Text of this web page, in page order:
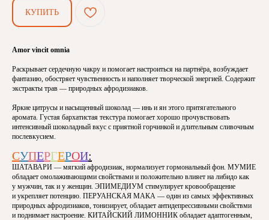
КУПИТЬ
Amor vincit omnia
Раскрывает сердечную чакру и помогает настроиться на партнёра, возбуждает
фантазию, обостряет чувственность и наполняет творческой энергией. Содержит
экстракты трав — природных афродизиаков.
Яркие цитрусы и насыщенный шоколад — инь и ян этого притягательного
аромата. Густая бархатистая текстура помогает хорошо прочувствовать
интенсивный шоколадный вкус с приятной горчинкой и длительным сливочным
послевкусием.
СУПЕРГЕРОИ:
ШАТАВАРИ — мягкий афродизиак, нормализует гормональный фон. МУМИЕ
обладает омолаживающими свойствами и положительно влияет на либидо как
у мужчин, так и у женщин. ЭПИМЕДИУМ стимулирует кровообращение
и укрепляет потенцию. ПЕРУАНСКАЯ МАКА — один из самых эффективных
природных афродизиаков, тонизирует, обладает антидепрессивными свойствми
и поднимает настроение. КИТАЙСКИЙ ЛИМОННИК обладает адаптогенным,
Мы собрали6 ПРИРОДНЫХ АФРОДИЗИАКОВ
для того, чтобы впустить ещё больше страсти,
творчества и энергии в вашу жизнь